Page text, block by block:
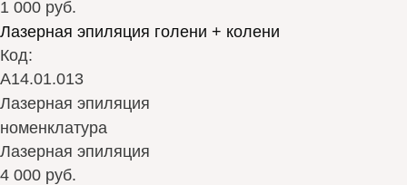
1 000 руб.
Лазерная эпиляция голени + колени
Код:
А14.01.013
Лазерная эпиляция
номенклатура
Лазерная эпиляция
4 000 руб.